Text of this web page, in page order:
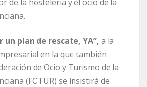
de la hostelería y el ocio de la
un plan de rescate, YA”, a la
en la que también
de Ocio y Turismo de la
(FOTUR) se insistirá de